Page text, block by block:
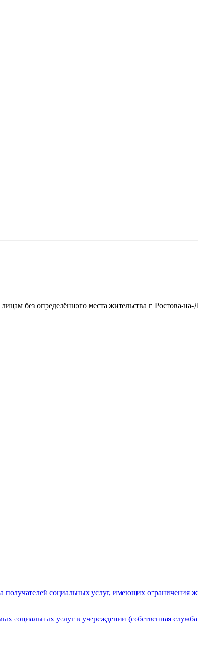
без определённого места жительства г. Ростова-на-
социальных услуг, имеющих ограничения
социальных услуг в учереждении (собственная